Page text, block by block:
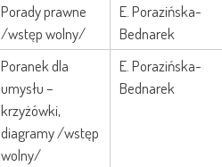
Porady prawne
/wstęp wolny/
E. Porazińska-
Bednarek
Poranek dla
umysłu –
krzyżówki,
diagramy /wstęp
wolny/
E. Porazińska-
Bednarek